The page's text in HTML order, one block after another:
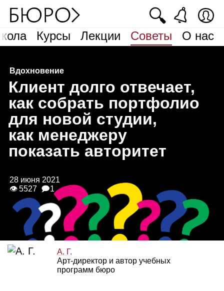
Курсы Лекции Советы О нас
🔍
Вдохновение
Клиент долго отвечает,
как собрать портфолио
для новой студии,
как менеджеру
показать авторитет
28 июня 2021
👁 5527 🗩1
А. Г.
Арт‑директор и автор учебных
программ бюро